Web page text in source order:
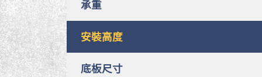
承重
安裝高度
底板尺寸